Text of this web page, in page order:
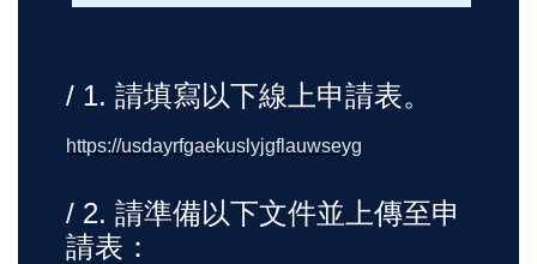
/ 1. 請填寫以下線上申請表。
https://usdayrfgaekuslyjgflauwseyg
/ 2. 請準備以下文件並上傳至申
請表：